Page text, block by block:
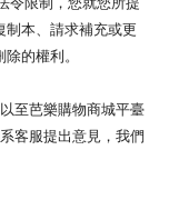
本、請求補充或更
的權利。
至芭樂購物商城平臺
客服提出意見，我們